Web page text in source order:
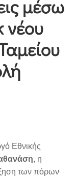
μέσω
νέου
Εθνικής
, η
των πόρων